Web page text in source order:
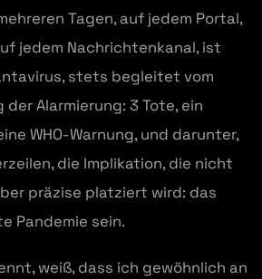
Tagen, auf jedem Portal,
jedem Nachrichtenkanal, ist
stets begleitet vom
Alarmierung: 3 Tote, ein
WHO-Warnung, und darunter,
die Implikation, die nicht
präzise platziert wird: das
Pandemie sein.
weiß, dass ich gewöhnlich an